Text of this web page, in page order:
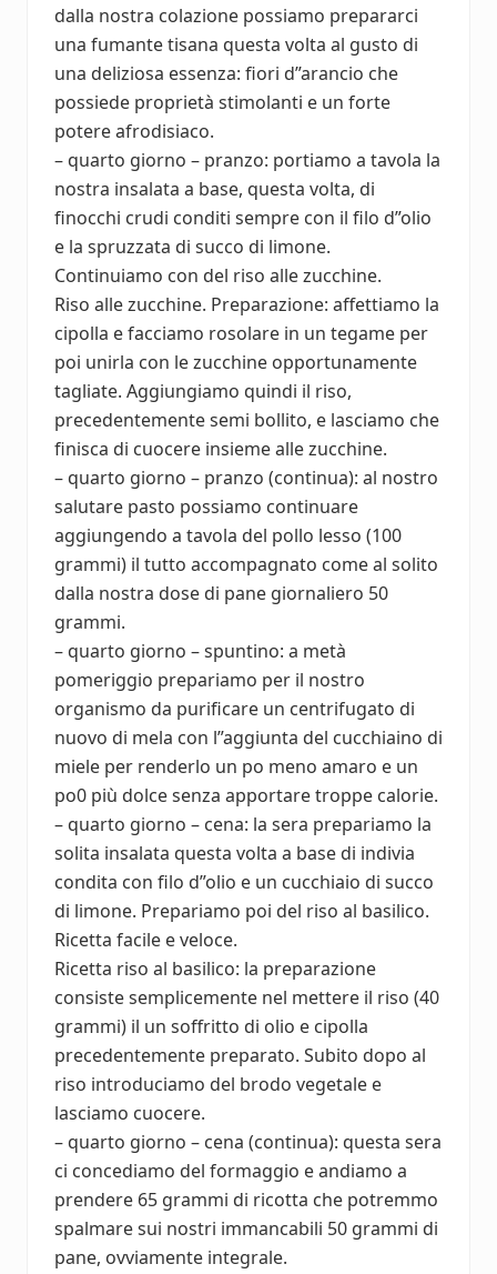
dalla nostra colazione possiamo prepararci
una fumante tisana questa volta al gusto di
una deliziosa essenza: fiori d”arancio che
possiede proprietà stimolanti e un forte
potere afrodisiaco.
– quarto giorno – pranzo: portiamo a tavola la
nostra insalata a base, questa volta, di
finocchi crudi conditi sempre con il filo d”olio
e la spruzzata di succo di limone.
Continuiamo con del riso alle zucchine.
Riso alle zucchine. Preparazione: affettiamo la
cipolla e facciamo rosolare in un tegame per
poi unirla con le zucchine opportunamente
tagliate. Aggiungiamo quindi il riso,
precedentemente semi bollito, e lasciamo che
finisca di cuocere insieme alle zucchine.
– quarto giorno – pranzo (continua): al nostro
salutare pasto possiamo continuare
aggiungendo a tavola del pollo lesso (100
grammi) il tutto accompagnato come al solito
dalla nostra dose di pane giornaliero 50
grammi.
– quarto giorno – spuntino: a metà
pomeriggio prepariamo per il nostro
organismo da purificare un centrifugato di
nuovo di mela con l”aggiunta del cucchiaino di
miele per renderlo un po meno amaro e un
po0 più dolce senza apportare troppe calorie.
– quarto giorno – cena: la sera prepariamo la
solita insalata questa volta a base di indivia
condita con filo d”olio e un cucchiaio di succo
di limone. Prepariamo poi del riso al basilico.
Ricetta facile e veloce.
Ricetta riso al basilico: la preparazione
consiste semplicemente nel mettere il riso (40
grammi) il un soffritto di olio e cipolla
precedentemente preparato. Subito dopo al
riso introduciamo del brodo vegetale e
lasciamo cuocere.
– quarto giorno – cena (continua): questa sera
ci concediamo del formaggio e andiamo a
prendere 65 grammi di ricotta che potremmo
spalmare sui nostri immancabili 50 grammi di
pane, ovviamente integrale.